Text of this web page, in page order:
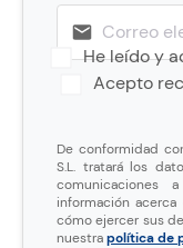
He leído y
Acepto
De conformidad con
S.L. tratará los
comunicaciones
información
cómo ejercer sus
nuestrapolítica de